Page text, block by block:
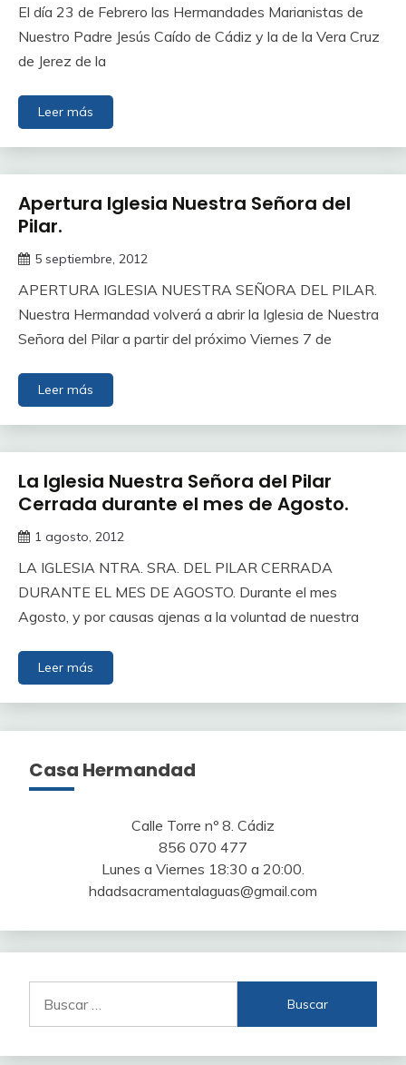
El día 23 de Febrero las Hermandades Marianistas de
Nuestro Padre Jesús Caído de Cádiz y la de la Vera Cruz
de Jerez de la
Leer más
Apertura Iglesia Nuestra Señora del
Pilar.
5 septiembre, 2012
APERTURA IGLESIA NUESTRA SEÑORA DEL PILAR.
Nuestra Hermandad volverá a abrir la Iglesia de Nuestra
Señora del Pilar a partir del próximo Viernes 7 de
Leer más
La Iglesia Nuestra Señora del Pilar
Cerrada durante el mes de Agosto.
1 agosto, 2012
LA IGLESIA NTRA. SRA. DEL PILAR CERRADA
DURANTE EL MES DE AGOSTO. Durante el mes
Agosto, y por causas ajenas a la voluntad de nuestra
Leer más
Casa Hermandad
Calle Torre nº 8. Cádiz
856 070 477
Lunes a Viernes 18:30 a 20:00.
hdadsacramentalaguas@gmail.com